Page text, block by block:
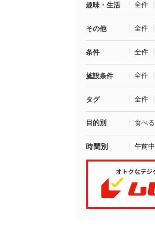
趣味・生活 全件
その他 全件
条件 全件
施設条件 全件
タグ 全件
目的別 食べる
時間別 午前中